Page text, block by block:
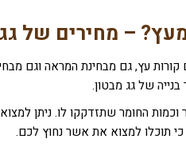
– מחירים של
קורות עץ, גם מבחינת המראה וגם
בנייה של גג מבטון.
וכמות החומר שתזדקקו לו. ניתן
כי תוכלו למצוא את אשר נחוץ לכם.